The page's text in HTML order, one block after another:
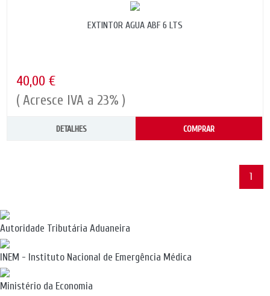
EXTINTOR AGUA ABF 6 LTS
40,00 €
( Acresce IVA a 23% )
DETALHES COMPRAR
1
Autoridade Tributária Aduaneira
INEM - Instituto Nacional de Emergência Médica
Ministério da Economia